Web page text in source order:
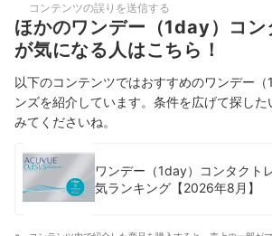
コンテンツの誤りを送信する
ほかのワンデー（1day）コン
が気になる人はこちら！
以下のコンテンツではおすすめのワンデー
ンズを紹介しています。条件を広げて探し
みてくださいね。
ワンデー（1day）コンタクト
気ランキング【2026年8月】